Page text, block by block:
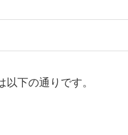
下の通りです。